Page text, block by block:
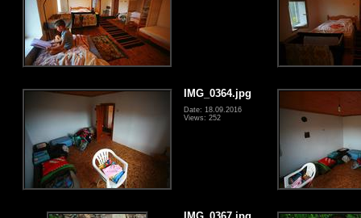
IMG_0364.jpg
Date: 18.09.2016
Views: 252